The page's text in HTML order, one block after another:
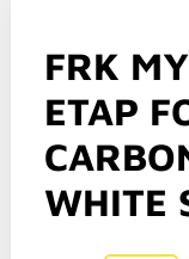
FRK
ETAP
WHITE